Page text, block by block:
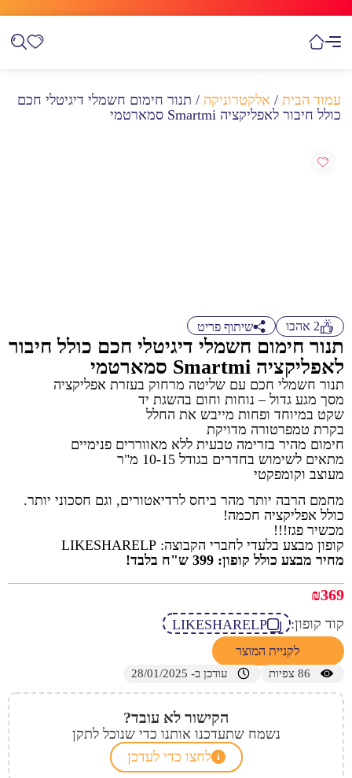
עמוד הבית / אלקטרוניקה / תנור חימום חשמלי דיגיטלי חכם
כולל חיבור לאפליקציה Smartmi סמארטמי
2 אהבו שיתוף פריט
תנור חימום חשמלי דיגיטלי חכם כולל חיבור
לאפליקציה Smartmi סמארטמי
תנור חשמלי חכם עם שליטה מרחוק בעזרת אפליקציה
מסך מגע גדול – נוחות וחום בהשגת יד
שקט במיוחד ופחות מייבש את החלל
בקרת טמפרטורה מדויקת
חימום מהיר בזרימה טבעית ללא מאווררים פנימיים
מתאים לשימוש בחדרים בגודל 10-15 מ"ר
מעוצב וקומפקטי
מחמם הרבה יותר מהר ביחס לרדיאטורים, וגם חסכוני יותר.
כולל אפליקציה חכמה!
מכשיר פגז!!!
קופון מבצע בלעדי לחברי הקבוצה: LIKESHARELP
מחיר מבצע כולל קופון: 399 ש"ח בלבד!
₪369
קוד קופון: LIKESHARELP
לקניית המוצר
86 צפיות עודכן ב- 28/01/2025
הקישור לא עובד?
נשמח שתעדכנו אותנו כדי שנוכל לתקן
לחצו כדי לעדכן